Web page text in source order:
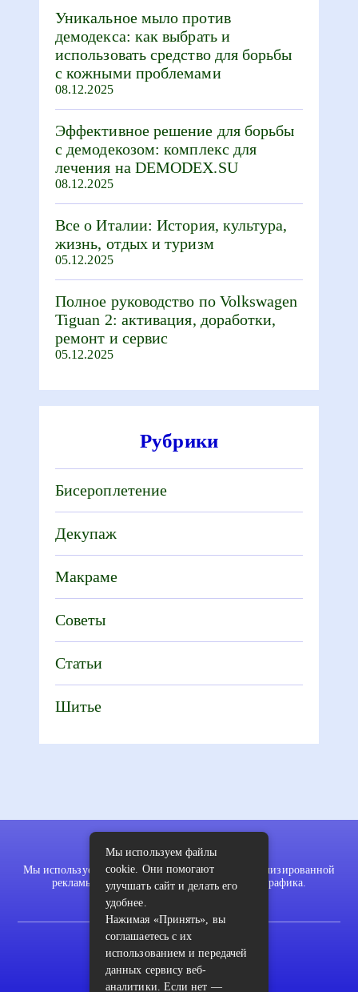
Уникальное мыло против
демодекса: как выбрать и
использовать средство для борьбы
с кожными проблемами
08.12.2025
Эффективное решение для борьбы
с демодекозом: комплекс для
лечения на DEMODEX.SU
08.12.2025
Все о Италии: История, культура,
жизнь, отдых и туризм
05.12.2025
Полное руководство по Volkswagen
Tiguan 2: активация, доработки,
ремонт и сервис
05.12.2025
Рубрики
Бисероплетение
Декупаж
Макраме
Советы
Статьи
Шитье
Мы используем файлы cookie для показа персонализированной
рекламы и/или контента и анализа нашего трафика.
Карта сайта
Мы используем файлы
cookie. Они помогают
улучшать сайт и делать его
удобнее.
Нажимая «Принять», вы
соглашаетесь с их
использованием и передачей
данных сервису веб-
аналитики. Если нет —